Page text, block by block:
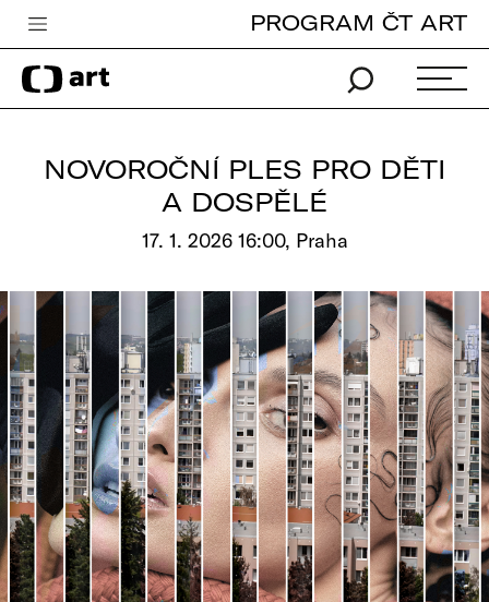
Česká televize
Zpravodajství
Vše o ČT
PROGRAM ČT ART
NOVOROČNÍ PLES PRO DĚTI
A DOSPĚLÉ
17. 1. 2026 16:00, Praha